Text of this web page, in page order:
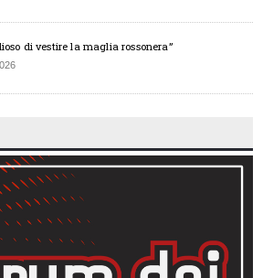
di vestire la maglia rossonera”